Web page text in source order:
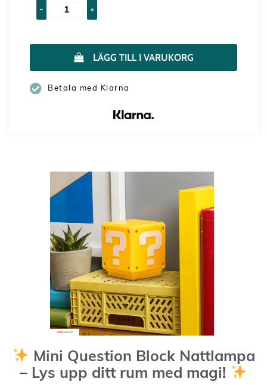
- +
LÄGG TILL I VARUKORG
Betala med Klarna
Mini Question Block Nattlampa
– Lys upp ditt rum med magi!